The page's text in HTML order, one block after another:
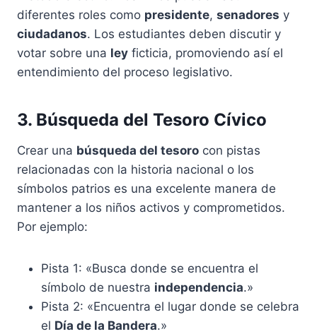
diferentes roles como presidente, senadores y
ciudadanos. Los estudiantes deben discutir y
votar sobre una ley ficticia, promoviendo así el
entendimiento del proceso legislativo.
3. Búsqueda del Tesoro Cívico
Crear una búsqueda del tesoro con pistas
relacionadas con la historia nacional o los
símbolos patrios es una excelente manera de
mantener a los niños activos y comprometidos.
Por ejemplo:
Pista 1: «Busca donde se encuentra el
símbolo de nuestra independencia.»
Pista 2: «Encuentra el lugar donde se celebra
el Día de la Bandera.»